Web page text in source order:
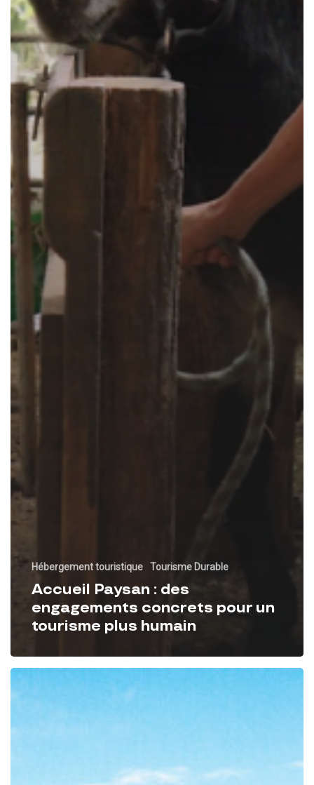
Hébergement touristique Tourisme Durable
Accueil Paysan : des
engagements concrets pour un
tourisme plus humain